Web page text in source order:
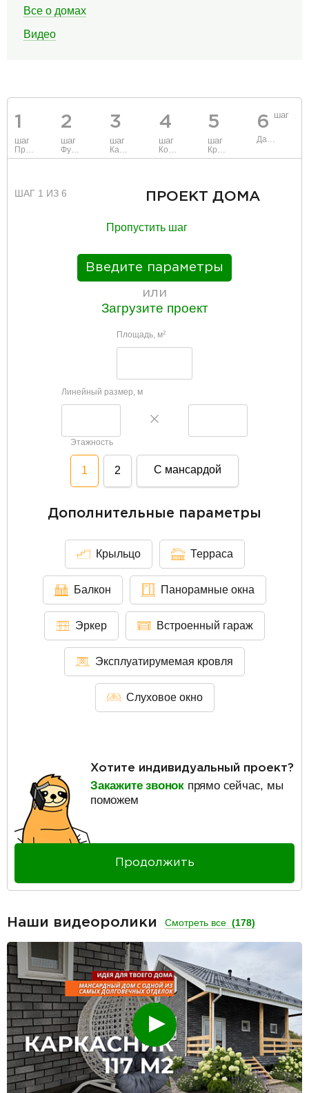
Все о домах
Видео
1
шаг
2
шаг
3
шаг
4
шаг
5
шаг
6 шаг
ШАГ 1 ИЗ 6 ПРОЕКТ ДОМА
Пропустить шаг
Введите параметры
или
Загрузите проект
Площадь, м2
Линейный размер, м
Этажность
1 2 С мансардой
Дополнительные параметры
Крыльцо Терраса
Балкон Панорамные окна
Эркер Встроенный гараж
Эксплуатирумемая кровля
Слуховое окно
Хотите индивидуальный проект?
Закажите звонок прямо сейчас, мы
поможем
Продолжить
Наши видеоролики Смотреть все (178)
Смотреть